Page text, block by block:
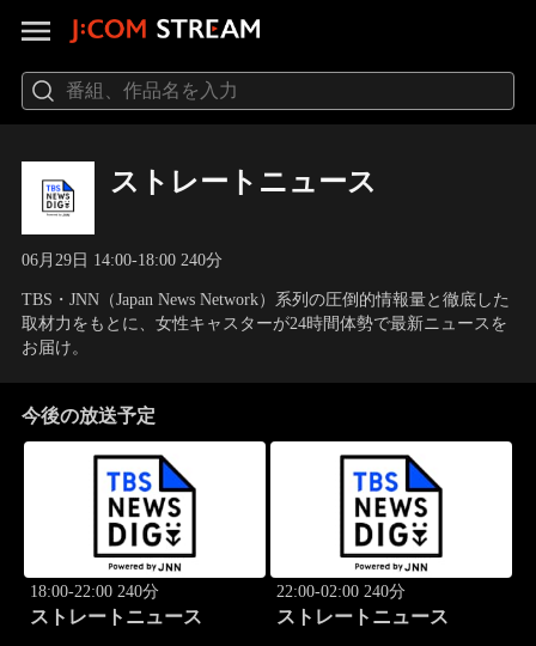
ストレートニュース
06月29日 14:00-18:00 240分
TBS・JNN（Japan News Network）系列の圧倒的情報量と徹底した
取材力をもとに、女性キャスターが24時間体勢で最新ニュースを
お届け。
今後の放送予定
18:00-22:00 240分
ストレートニュース
22:00-02:00 240分
ストレートニュース